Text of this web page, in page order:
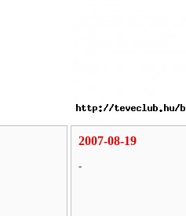
2007-08-19
-